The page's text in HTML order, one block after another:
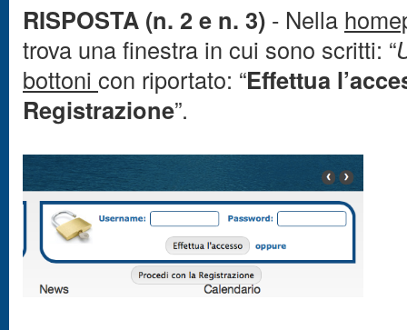
RISPOSTA (n. 2 e n. 3) - Nella
trova una finestra in cui sono scritti: “
bottoni con riportato: “Effettua
Registrazione”.